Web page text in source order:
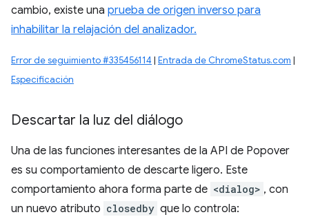
cambio, existe una prueba de origen inverso para
inhabilitar la relajación del analizador.
Error de seguimiento #335456114 | Entrada de ChromeStatus.com |
Especificación
Descartar la luz del diálogo
Una de las funciones interesantes de la API de Popover
es su comportamiento de descarte ligero. Este
comportamiento ahora forma parte de <dialog> , con
un nuevo atributo closedby que lo controla: